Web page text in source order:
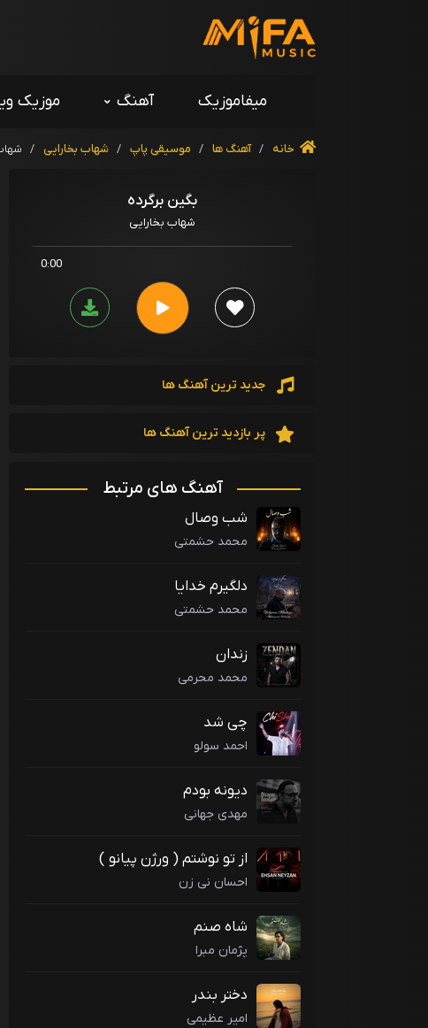
میفاموزیک آهنگ موزیک
خانه / آهنگ ها / موسیقی پاپ / شهاب بخارایی /
بگین برگرده
شهاب بخارایی
0:00
جدید ترین آهنگ ها
پر بازدید ترین آهنگ ها
آهنگ های مرتبط
شب وصال
محمد حشمتی
دلگیرم خدایا
محمد حشمتی
زندان
محمد محرمی
چی شد
احمد سولو
دیونه بودم
مهدی جهانی
از تو نوشتم ( ورژن پیانو )
احسان نی زن
شاه صنم
پژمان مبرا
دختر بندر
امیر عظیمی